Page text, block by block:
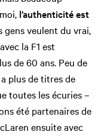
l’authenticité est
gens veulent du vrai,
la F1 est
de 60 ans. Peu de
plus de titres de
toutes les écuries –
été partenaires de
ensuite avec